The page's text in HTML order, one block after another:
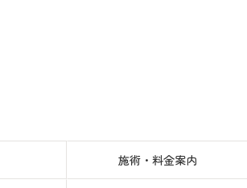
施術・料金案内